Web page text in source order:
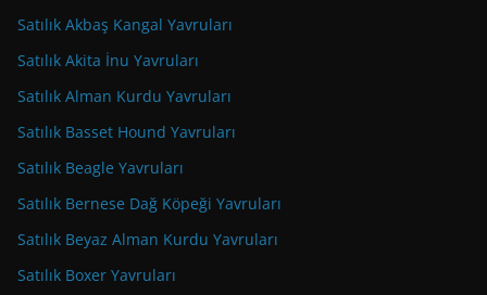
Satılık Akbaş Kangal Yavruları
Satılık Akita İnu Yavruları
Satılık Alman Kurdu Yavruları
Satılık Basset Hound Yavruları
Satılık Beagle Yavruları
Satılık Bernese Dağ Köpeği Yavruları
Satılık Beyaz Alman Kurdu Yavruları
Satılık Boxer Yavruları